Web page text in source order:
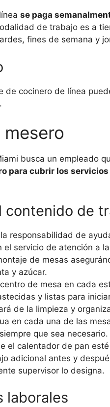
se paga
de trabajo es a
fines de semana y
de cocinero de línea
.
busca un empleado
para cubrir los
contenido de
responsabilidad de
el servicio de atención a
de mesas
y azúcar.
de mesa en cada
y listas para
de la limpieza y
en cada una de las
que sea necesario.
el calentador de pan
adicional antes y
supervisor lo designa.
laborales